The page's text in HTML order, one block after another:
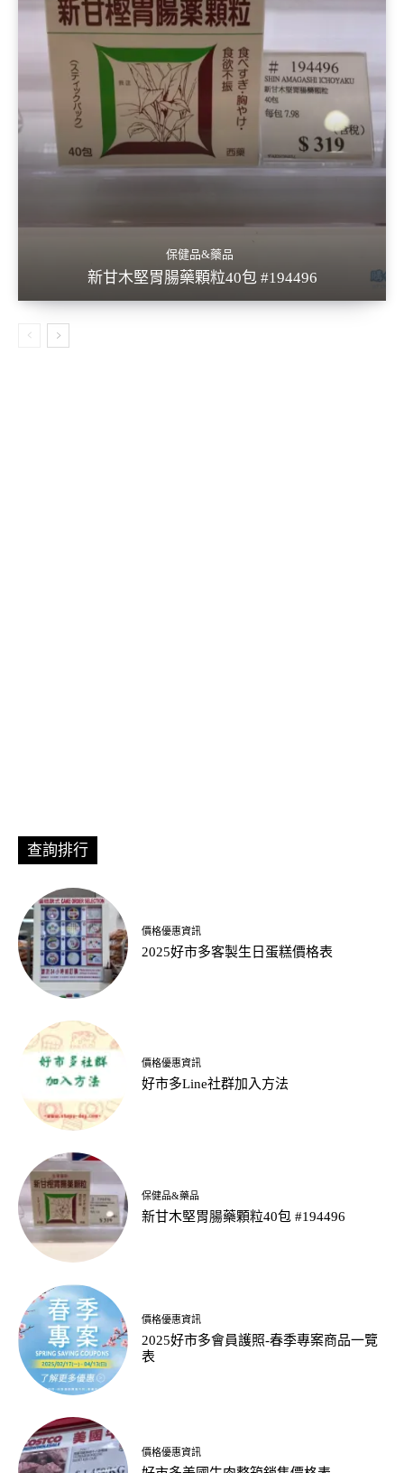
保健品&藥品
新甘木堅胃腸藥顆粒40包 #194496
查詢排行
價格優惠資訊
2025好市多客製生日蛋糕價格表
價格優惠資訊
好市多Line社群加入方法
保健品&藥品
新甘木堅胃腸藥顆粒40包 #194496
價格優惠資訊
2025好市多會員護照-春季專案商品一覽
表
價格優惠資訊